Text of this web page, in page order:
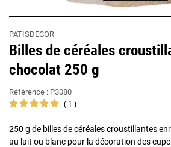
PATISDECOR
Billes de céréales
chocolat 250 g
Référence : P3080
1
250 g de billes de céréales croustillantes
au lait ou blanc pour la décoration des